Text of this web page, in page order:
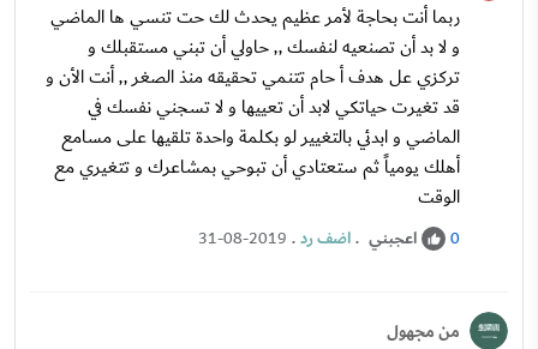
ربما أنت بحاجة لأمر عظيم يحدث لك حت تنسي ها الماضي
و لا بد أن تصنعيه لنفسك ,, حاولي أن تبني مستقبلك و
تركزي عل هدف أ حام تتنمي تحقيقه منذ الصغر ,, أنت الأن و
قد تغيرت حياتكي لابد أن تعييها و لا تسجني نفسك في
الماضي و ابدئي بالتغيير لو بكلمة واحدة تلقيها على مسامع
أهلك يومياً ثم ستعتادي أن تبوحي بمشاعرك و تتغيري مع
الوقت
0 اعجبني .اضف رد.
31-08-2019
من مجهول